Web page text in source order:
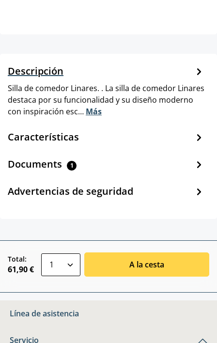
Descripción
Silla de comedor Linares. . La silla de comedor Linares
destaca por su funcionalidad y su diseño moderno
con inspiración esc… Más
Características
Documents 1
Advertencias de seguridad
Total:
61,90 € A la cesta
Línea de asistencia
Servicio